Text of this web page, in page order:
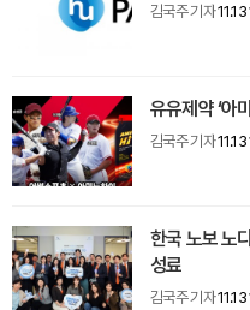
김국주 기자
유유제약 ‘아
김국주 기자
한국 노보 노
성료
김국주 기자